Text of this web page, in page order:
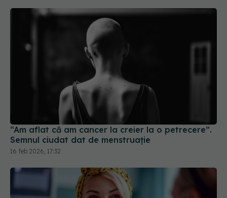
“Am aflat că am cancer la creier la o petrecere”.
Semnul ciudat dat de menstruație
16 feb 2026, 17:32